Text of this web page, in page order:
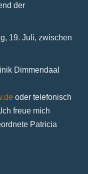
der
19. Juli, zwischen
Dimmendaal
oder telefonisch
freue mich
Patricia